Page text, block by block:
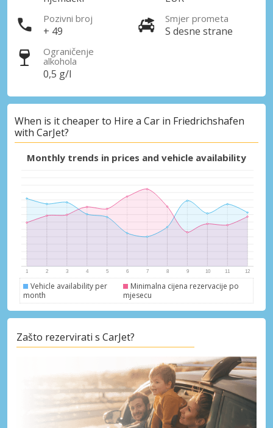
Posebni popusti
Pristupite ekskluzivnim ponudama naših
Prijava putem eLinka
Pozivni broj
+ 49
Smjer prometa
S desne strane
Ograničenje
alkohola
0,5 g/l
When is it cheaper to Hire a Car in Friedrichshafen
with CarJet?
Monthly trends in prices and vehicle availability
Vehicle availability per
month
Minimalna cijena rezervacije po
mjesecu
Zašto rezervirati s CarJet?